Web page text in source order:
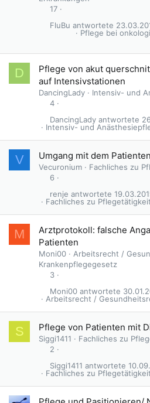
17
Pflege bei
FluBu
D
Pflege von akut
auf Intensivstationen
DancingLady
Intensiv- und
4
Intensiv- und
DancingLady
V Umgang mit dem
Vecuronium
Fachliches zu
6
Fachliches zu
renje
M
Arztprotokoll: falsche
Patienten
Moni00
Arbeitsrecht /
Krankenpflegegesetz
3
Arbeitsrecht /
Moni00
S Pflege von Patienten mit
Siggi1411
Fachliches zu
2
Fachliches zu
Siggi1411